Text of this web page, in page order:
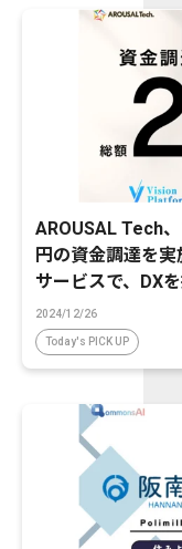
AROUSAL Tech
円の資金調達を
サービスで、DXを
2024/12/26
Today's PICK UP